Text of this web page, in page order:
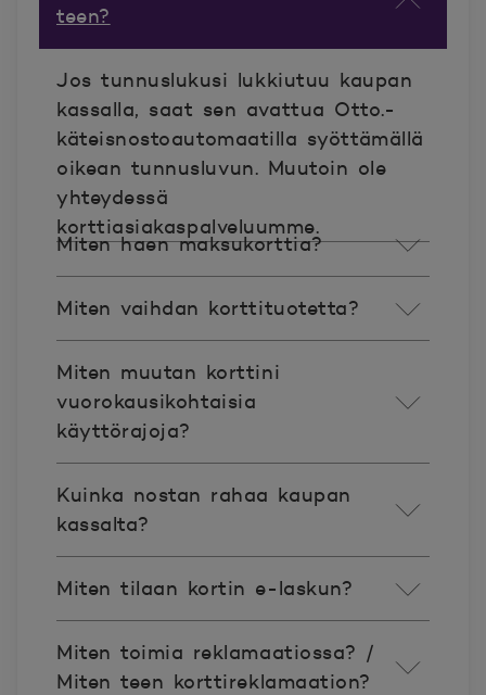
teen?
Jos tunnuslukusi lukkiutuu kaupan
kassalla, saat sen avattua Otto.-
käteisnostoautomaatilla syöttämällä
oikean tunnusluvun. Muutoin ole
yhteydessä
korttiasiakaspalveluumme.
Miten haen maksukorttia?
Miten vaihdan korttituotetta?
Miten muutan korttini
vuorokausikohtaisia
käyttörajoja?
Kuinka nostan rahaa kaupan
kassalta?
Miten tilaan kortin e-laskun?
Miten toimia reklamaatiossa? /
Miten teen korttireklamaation?